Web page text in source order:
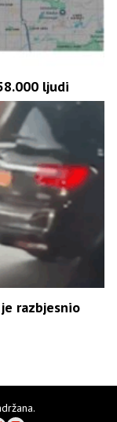
ljudi
razbjesnio